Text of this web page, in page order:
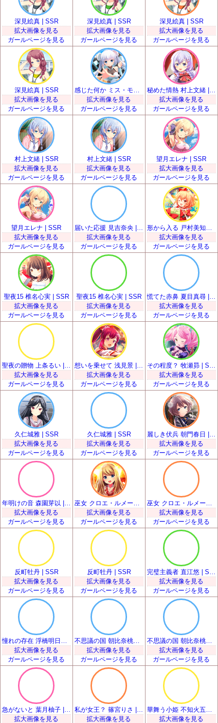
深見絵真 | SSR
拡大画像を見る
ガールページを見る
深見絵真 | SSR
拡大画像を見る
ガールページを見る
深見絵真 | SSR
拡大画像を見る
ガールページを見る
深見絵真 | SSR
拡大画像を見る
ガールページを見る
拡大画像を見る
ガールページを見る
秘めた情熱 村上文緒 | SSR
拡大画像を見る
ガールページを見る
村上文緒 | SSR
拡大画像を見る
ガールページを見る
村上文緒 | SSR
拡大画像を見る
ガールページを見る
望月エレナ | SSR
拡大画像を見る
ガールページを見る
望月エレナ | SSR
拡大画像を見る
ガールページを見る
届いた応援 見吉奈央 | SSR
拡大画像を見る
ガールページを見る
拡大画像を見る
ガールページを見る
聖夜15 椎名心実 | SSR
拡大画像を見る
ガールページを見る
聖夜15 椎名心実 | SSR
拡大画像を見る
ガールページを見る
慌てた赤鼻 夏目真尋 | SSR
拡大画像を見る
ガールページを見る
拡大画像を見る
ガールページを見る
想いを乗せて 浅見景 | SSR
拡大画像を見る
ガールページを見る
拡大画像を見る
ガールページを見る
久仁城雅 | SSR
拡大画像を見る
ガールページを見る
久仁城雅 | SSR
拡大画像を見る
ガールページを見る
麗しき伏兵 朝門春日 | SSR
拡大画像を見る
ガールページを見る
拡大画像を見る
ガールページを見る
拡大画像を見る
ガールページを見る
拡大画像を見る
ガールページを見る
反町牡丹 | SSR
拡大画像を見る
ガールページを見る
反町牡丹 | SSR
拡大画像を見る
ガールページを見る
拡大画像を見る
ガールページを見る
拡大画像を見る
ガールページを見る
不思議の国 朝比奈桃子 | SSR
拡大画像を見る
ガールページを見る
不思議の国 朝比奈桃子 | SSR
拡大画像を見る
ガールページを見る
拡大画像を見る
私が女王？ 篠宮りさ | SSR
拡大画像を見る
拡大画像を見る